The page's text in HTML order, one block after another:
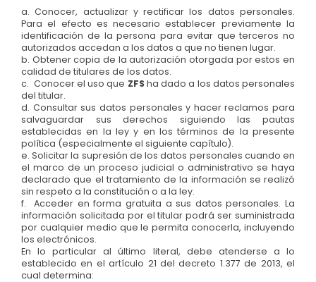
a. Conocer, actualizar y rectificar los datos personales.
Para el efecto es necesario establecer previamente la
identificación de la persona para evitar que terceros no
autorizados accedan a los datos a que no tienen lugar.
b. Obtener copia de la autorización otorgada por estos en
calidad de titulares de los datos.
c. Conocer el uso que ZFSha dado a los datos personales
del titular.
d. Consultar sus datos personales y hacer reclamos para
salvaguardar sus derechos siguiendo las pautas
establecidas en la ley y en los términos de la presente
política (especialmente el siguiente capítulo).
e. Solicitar la supresión de los datos personales cuando en
el marco de un proceso judicial o administrativo se haya
declarado que el tratamiento de la información se realizó
sin respeto a la constitución o a la ley.
f. Acceder en forma gratuita a sus datos personales. La
información solicitada por el titular podrá ser suministrada
por cualquier medio que le permita conocerla, incluyendo
los electrónicos.
En lo particular al último literal, debe atenderse a lo
establecido en el artículo 21 del decreto 1.377 de 2013, el
cual determina: